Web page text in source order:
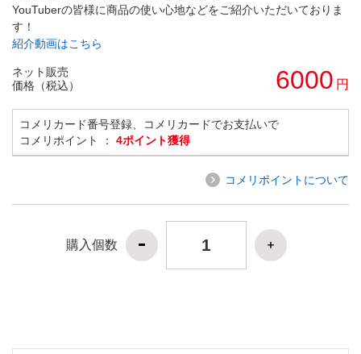
YouTuberの皆様に商品の使い心地などをご紹介いただいておりま
す！
紹介動画はこちら
ネット販売
価格（税込）
6000 円
コメリカード番号登録、コメリカードでお支払いで
コメリポイント ： 4ポイント獲得
コメリポイントについて
購入個数